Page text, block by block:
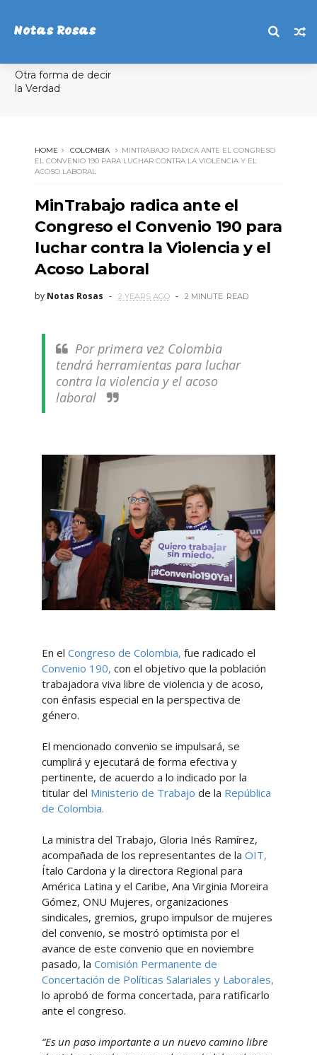
Notas Rosas
Otra forma de decir
la Verdad
HOME COLOMBIA
MINTRABAJO RADICA ANTE EL CONGRESO
EL CONVENIO 190 PARA LUCHAR CONTRA LA VIOLENCIA Y EL
ACOSO LABORAL
MinTrabajo radica ante el
Congreso el Convenio 190 para
luchar contra la Violencia y el
Acoso Laboral
by Notas Rosas 2 YEARS AGO 2 MINUTE READ
Por primera vez Colombia
tendrá herramientas para luchar
contra la violencia y el acoso
laboral
En el Congreso de Colombia, fue radicado el
Convenio 190, con el objetivo que la población
trabajadora viva libre de violencia y de acoso,
con énfasis especial en la perspectiva de
género.
El mencionado convenio se impulsará, se
cumplirá y ejecutará de forma efectiva y
pertinente, de acuerdo a lo indicado por la
titular del Ministerio de Trabajo de la República
de Colombia.
La ministra del Trabajo, Gloria Inés Ramírez,
acompañada de los representantes de la OIT,
Ítalo Cardona y la directora Regional para
América Latina y el Caribe, Ana Virginia Moreira
Gómez, ONU Mujeres, organizaciones
sindicales, gremios, grupo impulsor de mujeres
del convenio, se mostró optimista por el
avance de este convenio que en noviembre
pasado, la Comisión Permanente de
Concertación de Políticas Salariales y Laborales,
lo aprobó de forma concertada, para ratificarlo
ante el congreso.
“Es un paso importante a un nuevo camino libre